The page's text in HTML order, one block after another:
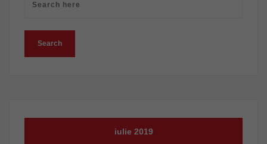
iulie 2019